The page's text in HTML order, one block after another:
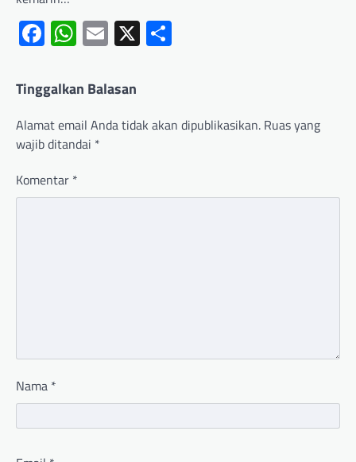
Facebook
WhatsApp
Email
X
Tinggalkan Balasan
Alamat email Anda tidak akan dipublikasikan. Ruas yang
wajib ditandai *
Komentar *
Nama *